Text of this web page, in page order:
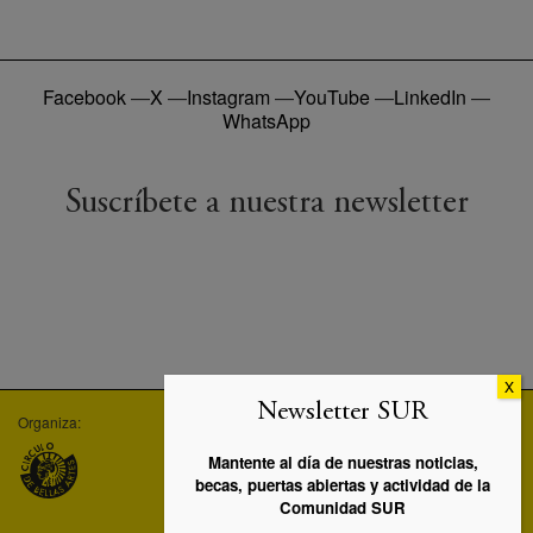
Facebook—X —Instagram —YouTube —LinkedIn —
WhatsApp
Suscríbete a nuestra newsletter
Organiza: Empresa asociada: Máster UC3M-SUR:
Newsletter SUR
Mantente al día de nuestras noticias,
becas, puertas abiertas y actividad de la
Comunidad SUR